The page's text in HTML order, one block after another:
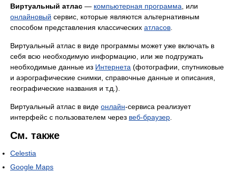
Виртуальный атлас — компьютерная программа , или
онлайновый сервис, которые являются альтернативным
способом представления классических атласов
Виртуальный атлас в виде программы может уже включать в
себя всю необходимую информацию, или же подгружать
необходимые данные из Интернета (фотографии, спутниковые
и аэрографические снимки, справочные данные и описания,
географические названия и т.д.).
Виртуальный атлас в виде онлайн-сервиса реализует
интерфейс с пользователем через веб-браузер
См. также
Celestia
Google Maps